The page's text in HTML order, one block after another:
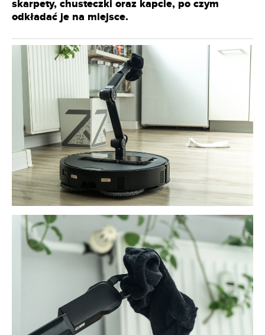
skarpety, chusteczki oraz kapcie, po czym
odkładać je na miejsce.